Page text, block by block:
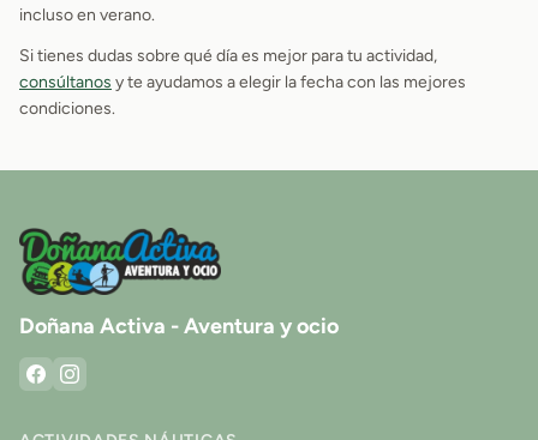
incluso en verano.
Si tienes dudas sobre qué día es mejor para tu actividad,
consúltanos y te ayudamos a elegir la fecha con las mejores
condiciones.
Doñana Activa - Aventura y ocio